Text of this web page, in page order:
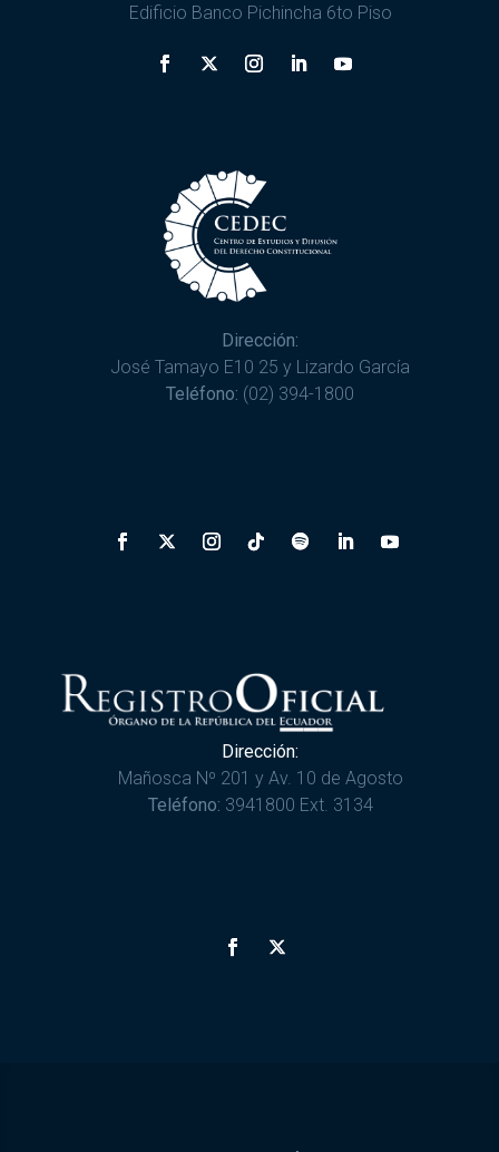
Edificio Banco Pichincha 6to Piso
Dirección:
José Tamayo E10 25 y Lizardo García
Teléfono: (02) 394-1800
Dirección:
Mañosca Nº 201 y Av. 10 de Agosto
Teléfono: 3941800 Ext. 3134